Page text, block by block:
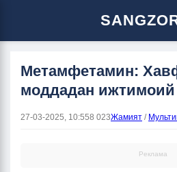
Метамфетамин:
моддадан
27-03-2025, 10:558 023Жамият /
Реклама